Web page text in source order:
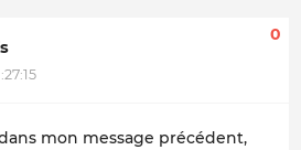
0
mon message précédent,